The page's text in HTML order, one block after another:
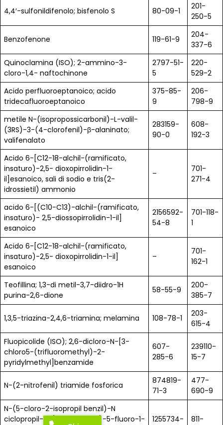
4,4′-sulfonildifenolo; bisfenolo S 80-09-1
201-
250-5
Benzofenone 119-61-9
204-
337-6
Quinoclamina (ISO); 2-ammino-3-
cloro-1,4- naftochinone
2797-51-
5
220-
529-2
Acido perfluoroeptanoico; acido
tridecafluoroeptanoico
375-85-
9
206-
798-9
metile N-(isopropossicarbonil)-L-valil-
(3RS)-3-(4-clorofenil)-β-alaninato;
valifenalato
283159-
90-0
608-
192-3
Acido 6-[C12-18-alchil-(ramificato,
insaturo)-2,5- dioxopirrolidin-1-
il]esanoico, sali di sodio e tris(2-
idrossietil) ammonio
–
701-
271-4
acido 6-[(C10-C13)-alchil-(ramificato,
insaturo)- 2,5-diossopirrolidin-1-il]
esanoico
2156592-
54-8
701-118-
1
Acido 6-[C12-18-alchil-(ramificato,
insaturo)-2,5- dioxopirrolidin-1-il]
esanoico
–
701-
162-1
Teofillina; 1,3-di metil-3,7-diidro-1H
purina-2,6-dione
58-55-9
200-
385-7
1,3,5-triazina-2,4,6-triamina; melamina 108-78-1
203-
615-4
Fluopicolide (ISO); 2,6-dicloro-N-[3-
chloro5-(trifluoromethyl)-2-
pyridylmethyl]benzamide
607-
285-6
239110-
15-7
N-(2-nitrofenil) triamide fosforica
874819-
71-3
477-
690-9
N-(5-cloro-2-isopropil benzil)-N
ciclopropil-3-(difluorometil)-5-fluoro-1-
1255734-
811-